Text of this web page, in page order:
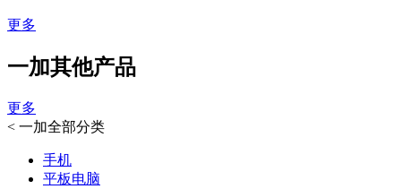
更多
一加其他产品
更多
< 一加全部分类
手机
平板电脑